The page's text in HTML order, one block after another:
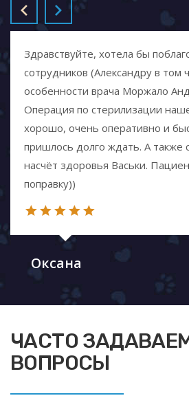
Здравствуйте, хотела бы
сотрудников (Александру в том
особенности врача Моржало
Операция по стерилизации
хорошо, очень оперативно и
пришлось долго ждать. А также
насчёт здоровья Васьки.
поправку))
Оксана
ЧАСТО
ВОПРОСЫ